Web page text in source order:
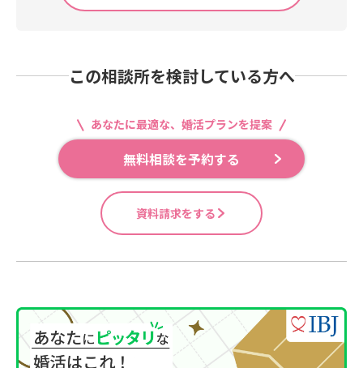
この相談所を検討している方へ
あなたに最適な、婚活プランを提案
無料相談を予約する
資料請求をする